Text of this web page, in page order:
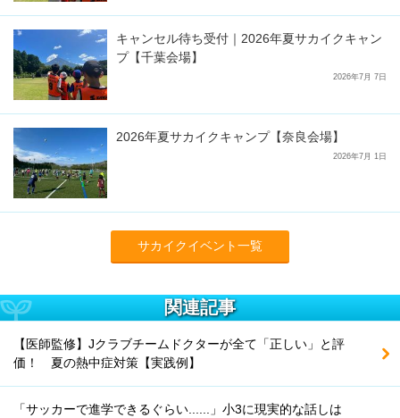
キャンセル待ち受付｜2026年夏サカイクキャン
プ【千葉会場】
2026年7月 7日
2026年夏サカイクキャンプ【奈良会場】
2026年7月 1日
サカイクイベント一覧
関連記事
【医師監修】Jクラブチームドクターが全て「正しい」と評
価！ 夏の熱中症対策【実践例】
「サッカーで進学できるぐらい......」小3に現実的な話しは